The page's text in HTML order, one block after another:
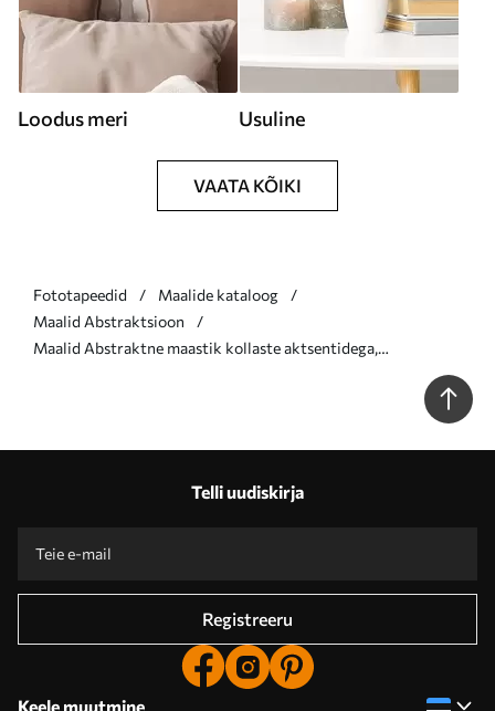
Loodus meri Usuline
VAATA KÕIKI
Fototapeedid
Maalide kataloog
Maalid Abstraktsioon
Maalid Abstraktne maastik kollaste aktsentidega,
Telli uudiskirja
Registreeru
Keele muutmine